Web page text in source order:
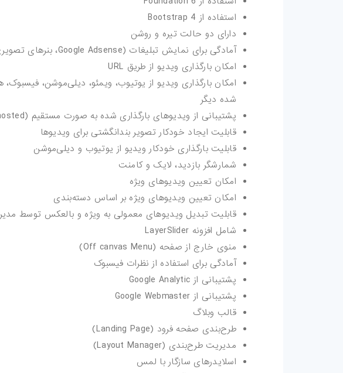
استفاده از Bootstrap 4
دارای دو حالت تیره و روشن
آمادگی برای نمایش تبلیغات (Google Adsense، بنرهای تصویری و غیره)
امکان بارگذاری ویدیو از طریق URL
شده دیگر
پشتیبانی از ویدیوهای بارگذاری شده به صورت مستقیم (Self-hosted)
قابلیت ایجاد خودکار تصویر بندانگشتی برای ویدیوها
قابلیت بارگذاری خودکار ویدیو از یوتیوب و دیلی‌موشن
شمارشگر بازدید، لایک و کامنت
امکان تعیین ویدیوهای ویژه
امکان تعیین ویدیوهای ویژه بر اساس دسته‌بندی
قابلیت تبدیل ویدیوهای معمولی به ویژه و بالعکس توسط مدیر
شامل افزونه LayerSlider
منوی خارج از صفحه (Off canvas Menu)
آمادگی برای استفاده از نظرات فیسبوک
پشتیبانی از Google Analytic
پشتیبانی از Google Webmaster
قالب وبلاگ
طرح‌بندی صفحه فرود (Landing Page)
مدیریت طرح‌بندی (Layout Manager)
اسلایدرهای سازگار با لمس